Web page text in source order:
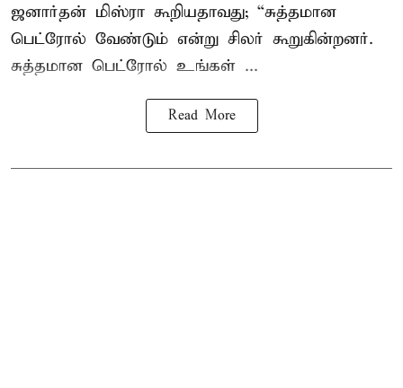
ஜனார்தன் மிஸ்ரா கூறியதாவது; “சுத்தமான
பெட்ரோல் வேண்டும் என்று சிலர் கூறுகின்றனர்.
சுத்தமான பெட்ரோல் உங்கள் ...
Read More